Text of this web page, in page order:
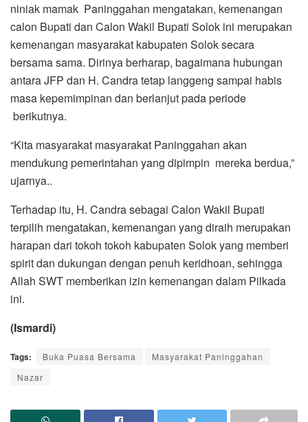
niniak mamak Paninggahan mengatakan, kemenangan
calon Bupati dan Calon Wakil Bupati Solok ini merupakan
kemenangan masyarakat kabupaten Solok secara
bersama sama. Dirinya berharap, bagaimana hubungan
antara JFP dan H. Candra tetap langgeng sampai habis
masa kepemimpinan dan berlanjut pada periode
berikutnya.
“Kita masyarakat masyarakat Paninggahan akan
mendukung pemerintahan yang dipimpin mereka berdua,”
ujarnya..
Terhadap itu, H. Candra sebagai Calon Wakil Bupati
terpilih mengatakan, kemenangan yang diraih merupakan
harapan dari tokoh tokoh kabupaten Solok yang memberi
spirit dan dukungan dengan penuh keridhoan, sehingga
Allah SWT memberikan izin kemenangan dalam Pilkada
ini.
(Ismardi)
Tags: Buka Puasa Bersama
Masyarakat Paninggahan
Nazar